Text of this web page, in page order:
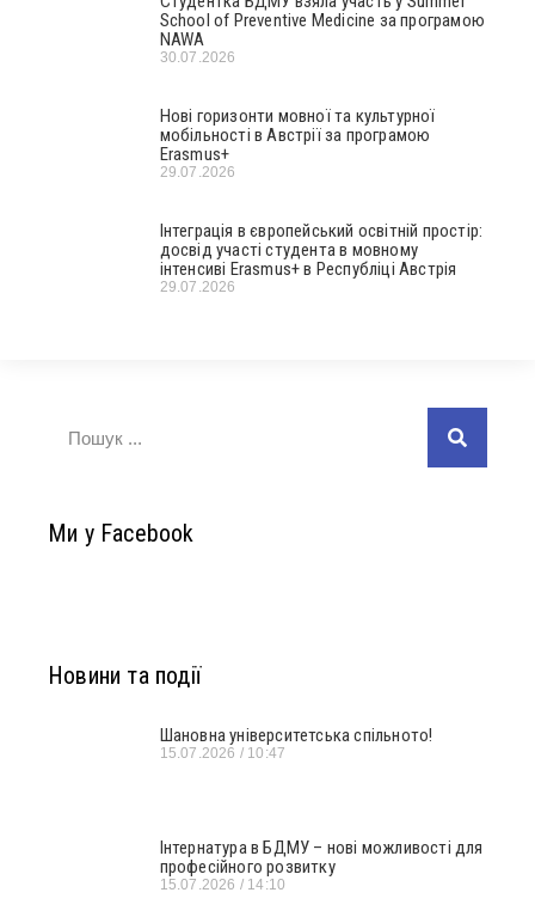
School of Preventive Medicine за програмою
NAWA
30.07.2026
Нові горизонти мовної та культурної
мобільності в Австрії за програмою
Erasmus+
29.07.2026
Інтеграція в європейський освітній простір:
досвід участі студента в мовному
інтенсиві Erasmus+ в Республіці Австрія
29.07.2026
Ми у Facebook
Новини та події
Шановна університетська спільното!
15.07.2026 10:47
Інтернатура в БДМУ – нові можливості для
професійного розвитку
15.07.2026 14:10